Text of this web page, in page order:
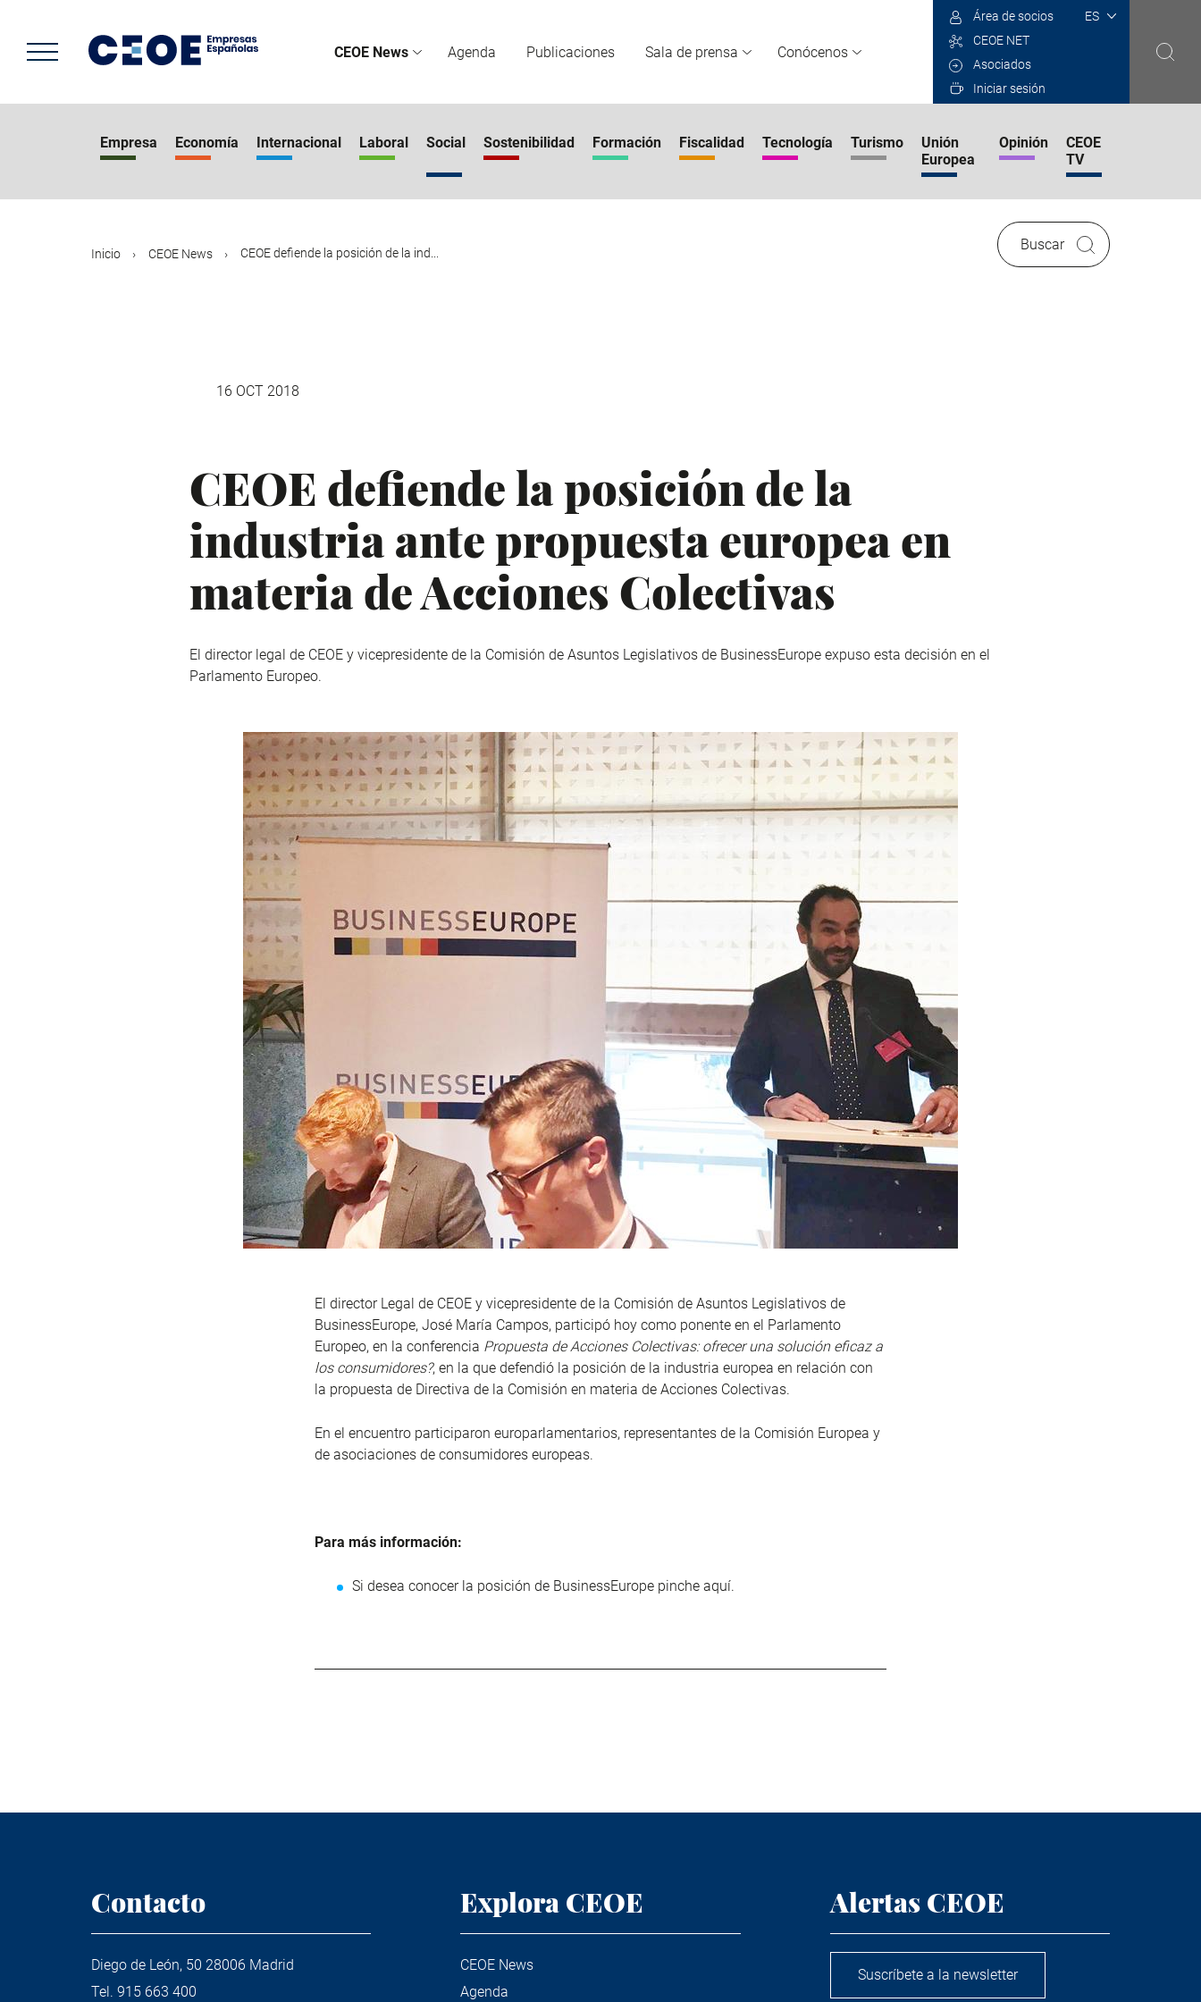
contenido
principal
CEOE News Agenda Publicaciones Sala de prensa Conócenos
Select
Área de socios
CEOE NET
Asociados
Iniciar sesión
Empresa Economía Internacional Laboral Social Sostenibilidad Formación Fiscalidad Tecnología Turismo
Unión
Europea
Opinión
CEOE
TV
Inicio CEOE News CEOE defiende la posición de la ind...
Buscar
16 OCT 2018
CEOE defiende la posición de la
industria ante propuesta europea en
materia de Acciones Colectivas
El director legal de CEOE y vicepresidente de la Comisión de Asuntos Legislativos de BusinessEurope expuso esta decisión en el
Parlamento Europeo.
El director Legal de CEOE y vicepresidente de la Comisión de Asuntos Legislativos de
BusinessEurope, José María Campos, participó hoy como ponente en el Parlamento
Europeo, en la conferencia Propuesta de Acciones Colectivas: ofrecer una solución eficaz a
los consumidores?, en la que defendió la posición de la industria europea en relación con
la propuesta de Directiva de la Comisión en materia de Acciones Colectivas.
En el encuentro participaron europarlamentarios, representantes de la Comisión Europea y
de asociaciones de consumidores europeas.
Para más información:
Si desea conocer la posición de BusinessEurope pinche aquí.
Contacto
Diego de León, 50 28006 Madrid
Tel. 915 663 400
Explora CEOE
CEOE News
Agenda
Alertas CEOE
Suscríbete a la newsletter